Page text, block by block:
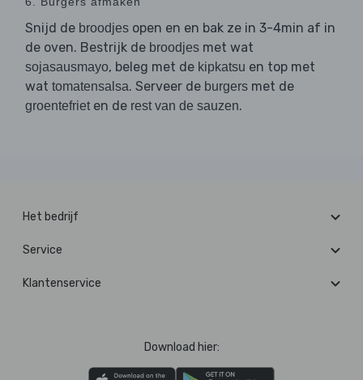
Snijd de broodjes open en en bak ze in 3-4min af in
de oven. Bestrijk de broodjes met wat
sojasausmayo, beleg met de kipkatsu en top met
wat tomatensalsa. Serveer de burgers met de
groentefrieten de rest van de sauzen.
Het bedrijf
Service
Klantenservice
Download hier: